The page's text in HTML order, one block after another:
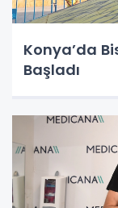
Konya’da
Başladı